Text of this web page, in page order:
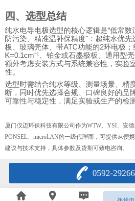
四、选型总结
纯水电导电极选型的核心逻辑是“低常
防污染、精准温补保精度"：超纯水优先
板、玻璃壳体、带ATC功能的2环电极
K=0.1cm⁻¹、铂金或石墨极板、通用型
额外考虑安装方式与系统兼容性，实验
性。
选型时需结合纯水等级、测量场景、精
断，同时优先选择合规、口碑良好的品
可靠性与稳定性，满足实验或生产的检
厦门仪迈环保科技有限公司作为WTW、YSI、安德
PONSEL、microLAN的一级代理商，可提供从便
建议与技术支持，具体参数及货期可致电咨询。
0592-